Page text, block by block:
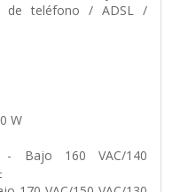
de teléfono / ADSL /
W
- Bajo 160 VAC/140